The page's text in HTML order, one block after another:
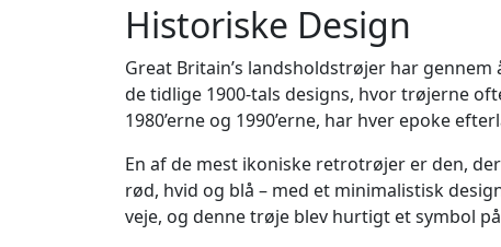
Historiske Design
Great Britain’s landsholdstrøjer har
de tidlige 1900-tals designs, hvor trøjerne
1980’erne og 1990’erne, har hver epoke
En af de mest ikoniske retrotrøjer er den,
rød, hvid og blå – med et minimalistisk
veje, og denne trøje blev hurtigt et symbol